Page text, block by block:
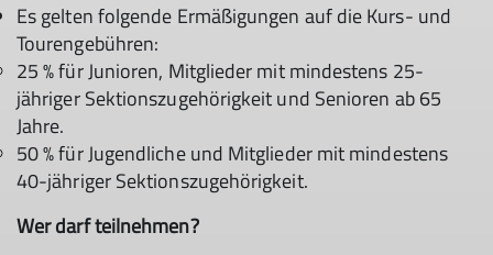
Es gelten folgende Ermäßigungen auf die Kurs- und
Tourengebühren:
25 % für Junioren, Mitglieder mit mindestens 25-
jähriger Sektionszugehörigkeit und Senioren ab 65
Jahre.
50 % für Jugendliche und Mitglieder mit mindestens
40-jähriger Sektionszugehörigkeit.
Wer darf teilnehmen?